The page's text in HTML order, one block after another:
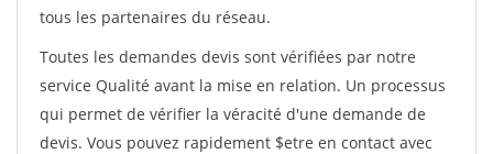
tous les partenaires du réseau.
Toutes les demandes devis sont vérifiées par notre
service Qualité avant la mise en relation. Un processus
qui permet de vérifier la véracité d'une demande de
devis. Vous pouvez rapidement $etre en contact avec